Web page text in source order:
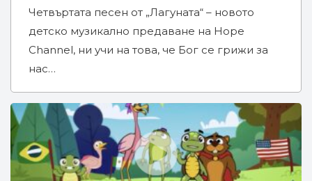
Четвъртата песен от „Лагуната“ – новото
детско музикално предаване на Hope
Channel, ни учи на това, че Бог се грижи за
нас…